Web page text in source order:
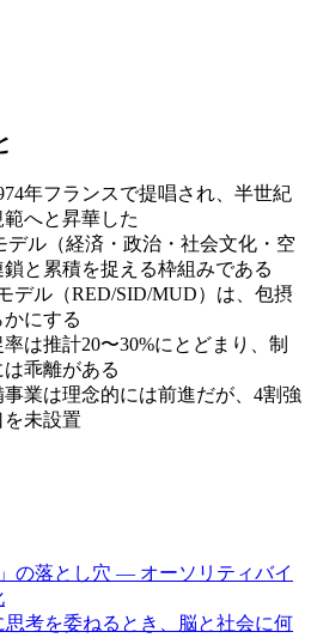
年フランスで提唱され、半世紀
へと昇華した
デル（経済・政治・社会文化・空
と累積を捉える枠組みである
デル（RED/SID/MUD）は、包摂
にする
は推計20〜30%にとどまり、制
乖離がある
業は理念的には前進だが、4割強
未設置
の落とし穴 — オーソリティバイ
考を委ねるとき、脳と社会に何